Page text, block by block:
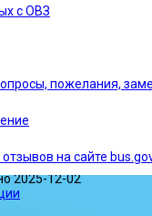
с ОВЗ
пожелания,
на сайте
оперативный
2025-12-03
Республике
2025-12-03
2025-12-02